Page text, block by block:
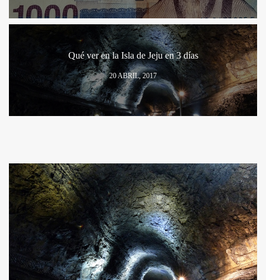
Qué ver en la Isla de Jeju en 3 días
20 ABRIL, 2017